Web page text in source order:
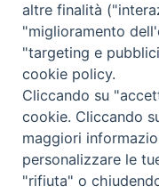
Copyright ©
Trentina
Privacy Policy
altre finalità
"miglioramento
"targeting e
cookie policy.
Cliccando su
cookie. Cliccando
maggiori
personalizzare le
"rifiuta" o